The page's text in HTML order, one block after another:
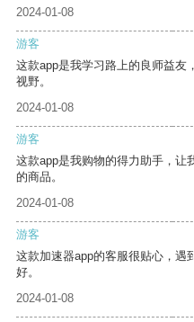
2024-01-08
游客
这款app是我学习路上的良师益友
视野。
2024-01-08
游客
这款app是我购物的得力助手，让
的商品。
2024-01-08
游客
这款加速器app的客服很贴心，遇
好。
2024-01-08